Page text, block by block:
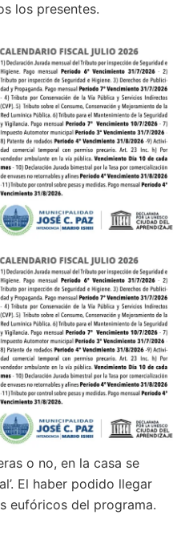
los presentes.
o no, en la casa se
El haber podido llegar
eufóricos del programa.